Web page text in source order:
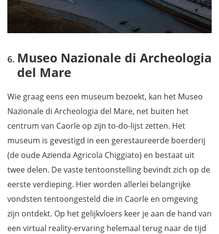
Museo Nazionale di Archeologia
del Mare
Wie graag eens een museum bezoekt, kan het Museo
Nazionale di Archeologia del Mare, net buiten het
centrum van Caorle op zijn to-do-lijst zetten. Het
museum is gevestigd in een gerestaureerde boerderij
(de oude Azienda Agricola Chiggiato) en bestaat uit
twee delen. De vaste tentoonstelling bevindt zich op de
eerste verdieping. Hier worden allerlei belangrijke
vondsten tentoongesteld die in Caorle en omgeving
zijn ontdekt. Op het gelijkvloers keer je aan de hand van
een virtual reality-ervaring helemaal terug naar de tijd